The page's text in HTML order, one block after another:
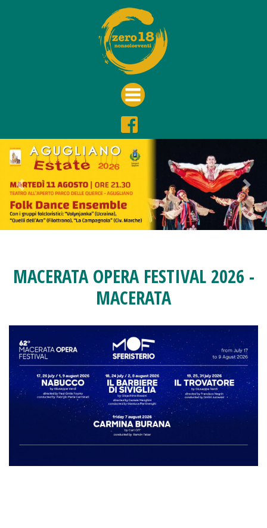
Previous Next
MACERATA OPERA FESTIVAL 2026 -
MACERATA